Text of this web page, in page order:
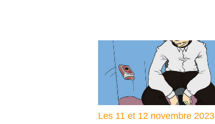
Les 11 et 12 novembre 2023